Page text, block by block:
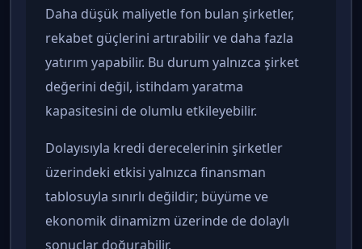
Daha düşük maliyetle fon bulan şirketler,
rekabet güçlerini artırabilir ve daha fazla
yatırım yapabilir. Bu durum yalnızca şirket
değerini değil, istihdam yaratma
kapasitesini de olumlu etkileyebilir.
Dolayısıyla kredi derecelerinin şirketler
üzerindeki etkisi yalnızca finansman
tablosuyla sınırlı değildir; büyüme ve
ekonomik dinamizm üzerinde de dolaylı
sonuçlar doğurabilir.